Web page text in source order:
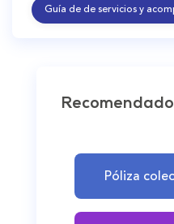
Guía de de servicios y
Póliza